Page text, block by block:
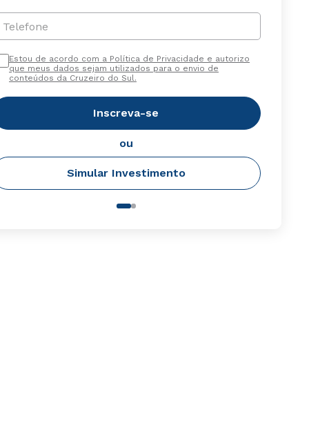
Telefone
Estou de acordo com a Política de Privacidade e autorizo
que meus dados sejam utilizados para o envio de
conteúdos da Cruzeiro do Sul.
Inscreva-se
ou
Simular Investimento